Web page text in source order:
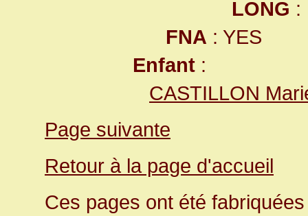
LONG :
FNA : YES
Enfant :
CASTILLON
Page suivante
Retour à la page d'accueil
Ces pages ont été